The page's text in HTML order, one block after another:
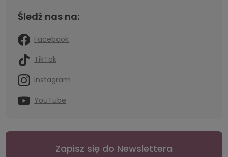
Śledź nas na:
Facebook
TikTok
Instagram
YouTube
Zapisz się do Newslettera